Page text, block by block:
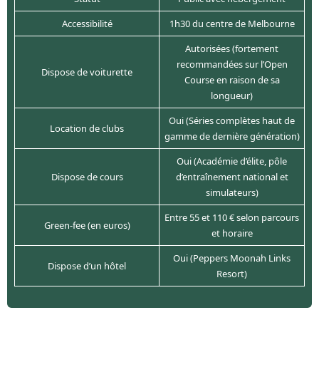
Accessibilité
1h30 du centre de Melbourne
Dispose de voiturette
Autorisées (fortement
recommandées sur l’Open
Course en raison de sa
longueur)
Location de clubs
Oui (Séries complètes haut de
gamme de dernière génération)
Dispose de cours
Oui (Académie d’élite, pôle
d’entraînement national et
simulateurs)
Green-fee (en euros)
Entre 55 et 110 € selon parcours
et horaire
Dispose d’un hôtel
Oui (Peppers Moonah Links
Resort)